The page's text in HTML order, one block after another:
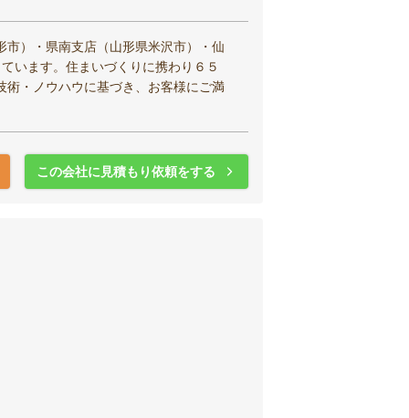
）・県南支店（山形県米沢市）・仙
います。住まいづくりに携わり６５
・ノウハウに基づき、お客様にご満
この会社に見積もり依頼をする